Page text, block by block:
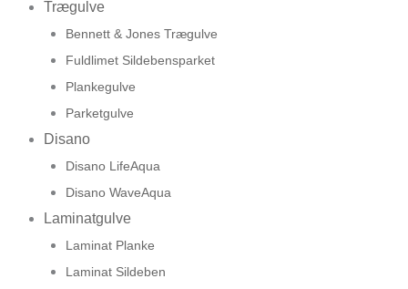
Trægulve
Bennett & Jones Trægulve
Fuldlimet Sildebensparket
Plankegulve
Parketgulve
Disano
Disano LifeAqua
Disano WaveAqua
Laminatgulve
Laminat Planke
Laminat Sildeben